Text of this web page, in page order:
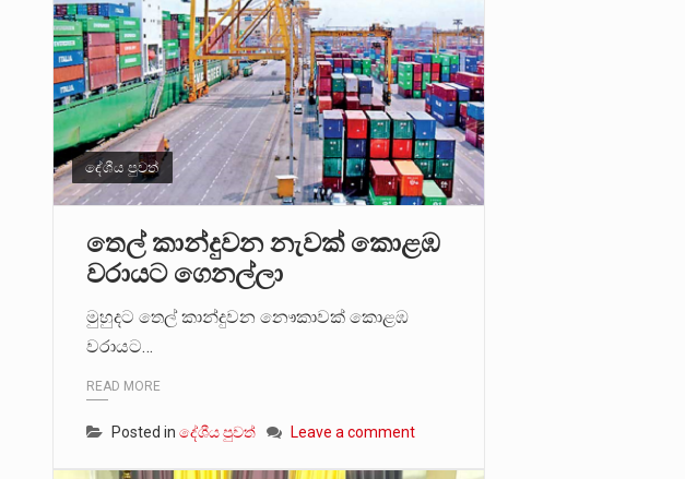
දේශීය පුවත්
තෙල් කාන්දුවන නැවක් කොළඹ
වරායට ගෙනල්ලා
මුහුදට තෙල් කාන්දුවන නෞකාවක් කොළඹ
වරායට…
READ MORE
Posted in දේශීය පුවත් Leave a comment